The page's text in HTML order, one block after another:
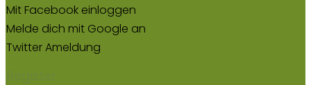
Mit Facebook einloggen
Melde dich mit Google an
Twitter Ameldung
Register